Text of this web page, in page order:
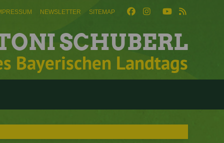
NEWSLETTER SITEMAP
SCHUBERL
Bayerischen Landtags